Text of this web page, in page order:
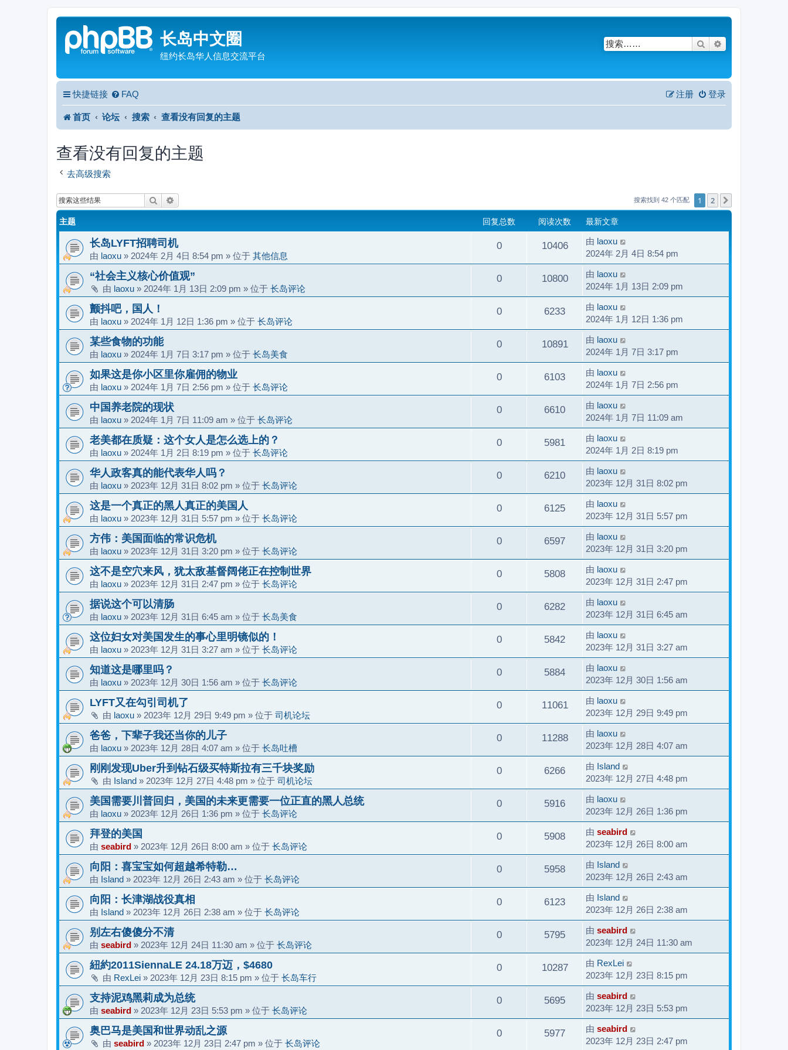
长岛中文圈
纽约长岛华人信息交流平台
搜索
快捷链接 FAQ 登录
注册
首页 论坛 搜索 查看没有回复的主题
查看没有回复的主题
去高级搜索
搜索 搜索找到 42 个匹配 1 2
主题 回复总数 阅读次数 最新文章
长岛LYFT招聘司机
由 laoxu » 2024年 2月 4日 8:54 pm » 位于 其他信息
0 10406 由 laoxu
2024年 2月 4日 8:54 pm
“社会主义核心价值观”
由 laoxu » 2024年 1月 13日 2:09 pm » 位于 长岛评论
0 10800 由 laoxu
2024年 1月 13日 2:09 pm
颤抖吧，国人！
由 laoxu » 2024年 1月 12日 1:36 pm » 位于 长岛评论
0 6233 由 laoxu
2024年 1月 12日 1:36 pm
某些食物的功能
由 laoxu » 2024年 1月 7日 3:17 pm » 位于 长岛美食
0 10891 由 laoxu
2024年 1月 7日 3:17 pm
如果这是你小区里你雇佣的物业
由 laoxu » 2024年 1月 7日 2:56 pm » 位于 长岛评论
0 6103 由 laoxu
2024年 1月 7日 2:56 pm
中国养老院的现状
由 laoxu » 2024年 1月 7日 11:09 am » 位于 长岛评论
0 6610 由 laoxu
2024年 1月 7日 11:09 am
老美都在质疑：这个女人是怎么选上的？
由 laoxu » 2024年 1月 2日 8:19 pm » 位于 长岛评论
0 5981 由 laoxu
2024年 1月 2日 8:19 pm
华人政客真的能代表华人吗？
由 laoxu » 2023年 12月 31日 8:02 pm » 位于 长岛评论
0 6210 由 laoxu
2023年 12月 31日 8:02 pm
这是一个真正的黑人真正的美国人
由 laoxu » 2023年 12月 31日 5:57 pm » 位于 长岛评论
0 6125 由 laoxu
2023年 12月 31日 5:57 pm
方伟：美国面临的常识危机
由 laoxu » 2023年 12月 31日 3:20 pm » 位于 长岛评论
0 6597 由 laoxu
2023年 12月 31日 3:20 pm
这不是空穴来风，犹太敌基督阔佬正在控制世界
由 laoxu » 2023年 12月 31日 2:47 pm » 位于 长岛评论
0 5808 由 laoxu
2023年 12月 31日 2:47 pm
据说这个可以清肠
由 laoxu » 2023年 12月 31日 6:45 am » 位于 长岛美食
0 6282 由 laoxu
2023年 12月 31日 6:45 am
这位妇女对美国发生的事心里明镜似的！
由 laoxu » 2023年 12月 31日 3:27 am » 位于 长岛评论
0 5842 由 laoxu
2023年 12月 31日 3:27 am
知道这是哪里吗？
由 laoxu » 2023年 12月 30日 1:56 am » 位于 长岛评论
0 5884 由 laoxu
2023年 12月 30日 1:56 am
LYFT又在勾引司机了
由 laoxu » 2023年 12月 29日 9:49 pm » 位于 司机论坛
0 11061 由 laoxu
2023年 12月 29日 9:49 pm
爸爸，下辈子我还当你的儿子
由 laoxu » 2023年 12月 28日 4:07 am » 位于 长岛吐槽
0 11288 由 laoxu
2023年 12月 28日 4:07 am
刚刚发现Uber升到钻石级买特斯拉有三千块奖励
由 Island » 2023年 12月 27日 4:48 pm » 位于 司机论坛
0 6266 由 Island
2023年 12月 27日 4:48 pm
美国需要川普回归，美国的未来更需要一位正直的黑人总统
由 laoxu » 2023年 12月 26日 1:36 pm » 位于 长岛评论
0 5916 由 laoxu
2023年 12月 26日 1:36 pm
拜登的美国
由 seabird » 2023年 12月 26日 8:00 am » 位于 长岛评论
0 5908 由 seabird
2023年 12月 26日 8:00 am
向阳：喜宝宝如何超越希特勒…
由 Island » 2023年 12月 26日 2:43 am » 位于 长岛评论
0 5958 由 Island
2023年 12月 26日 2:43 am
向阳：长津湖战役真相
由 Island » 2023年 12月 26日 2:38 am » 位于 长岛评论
0 6123 由 Island
2023年 12月 26日 2:38 am
别左右傻傻分不清
由 seabird » 2023年 12月 24日 11:30 am » 位于 长岛评论
0 5795 由 seabird
2023年 12月 24日 11:30 am
紐約2011SiennaLE 24.18万迈，$4680
由 RexLei » 2023年 12月 23日 8:15 pm » 位于 长岛车行
0 10287 由 RexLei
2023年 12月 23日 8:15 pm
支持泥鸡黑莉成为总统
由 seabird » 2023年 12月 23日 5:53 pm » 位于 长岛评论
0 5695 由 seabird
2023年 12月 23日 5:53 pm
奥巴马是美国和世界动乱之源
由 seabird » 2023年 12月 23日 2:47 pm » 位于 长岛评论
0 5977 由 seabird
2023年 12月 23日 2:47 pm